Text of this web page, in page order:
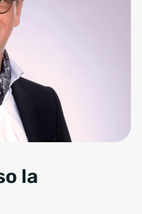
la